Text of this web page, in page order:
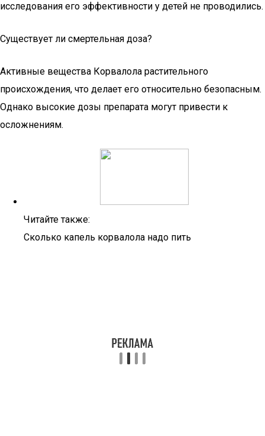
исследования его эффективности у детей не проводились.
Существует ли смертельная доза?
Активные вещества Корвалола растительного
происхождения, что делает его относительно безопасным.
Однако высокие дозы препарата могут привести к
осложнениям.
Читайте также:
Сколько капель корвалола надо пить